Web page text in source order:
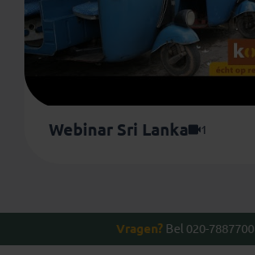
Webinar Sri Lanka 1
Vragen? Bel 020-7887700